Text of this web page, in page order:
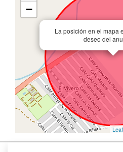
La posición en el mapa
deseo del
−